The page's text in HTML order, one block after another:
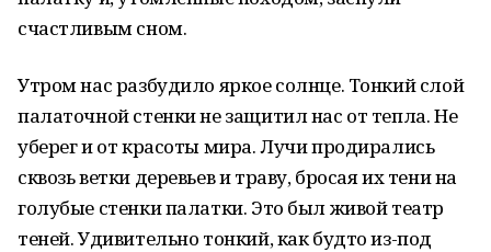
счастливым сном.
Утром нас разбудило яркое солнце. Тонкий слой
палаточной стенки не защитил нас от тепла. Не
уберег и от красоты мира. Лучи продирались
сквозь ветки деревьев и траву, бросая их тени на
голубые стенки палатки. Это был живой театр
теней. Удивительно тонкий, как будто из-под